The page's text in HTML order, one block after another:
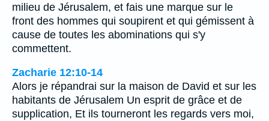
milieu de Jérusalem, et fais une marque sur le
front des hommes qui soupirent et qui gémissent à
cause de toutes les abominations qui s'y
commettent.
Zacharie 12:10-14
Alors je répandrai sur la maison de David et sur les
habitants de Jérusalem Un esprit de grâce et de
supplication, Et ils tourneront les regards vers moi,